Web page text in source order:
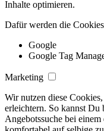
Inhalte optimieren.
Dafür werden die
Google
Google Tag
Marketing
Wir nutzen diese
erleichtern. So kannst Du
Angebotssuche bei